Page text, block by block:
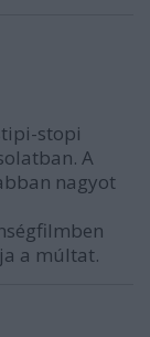
stopi
A
nagyot
a múltat.